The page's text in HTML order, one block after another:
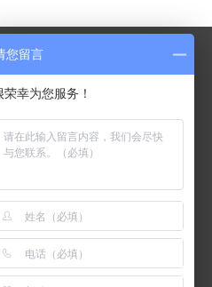
工业园东盟路5号
您留言
荣幸为您服务！